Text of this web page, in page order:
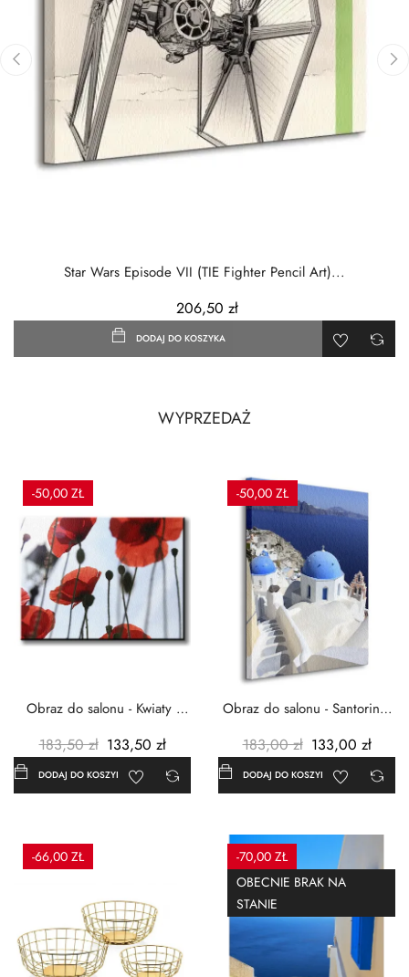
Star Wars Episode VII (TIE Fighter Pencil Art)...
206,50 zł
DODAJ DO KOSZYKA
WYPRZEDAŻ
-50,00 ZŁ
Obraz do salonu - Kwiaty -
183,50 zł 133,50 zł
DODAJ DO KOSZYKA
-50,00 ZŁ
Obraz do salonu - Santorini -
183,00 zł 133,00 zł
DODAJ DO KOSZYKA
-66,00 ZŁ
-70,00 ZŁ
OBECNIE BRAK NA
STANIE